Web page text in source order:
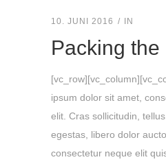
10. JUNI 2016 IN
Packing the
ipsum dolor sit amet,
elit. Cras sollicitudin,
egestas, libero dolor
consectetur neque elit